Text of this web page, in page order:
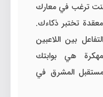
كنت ترغب في معارك
تختبر ذكاءك.
بين اللاعبين
هي بوابتك
المشرق في